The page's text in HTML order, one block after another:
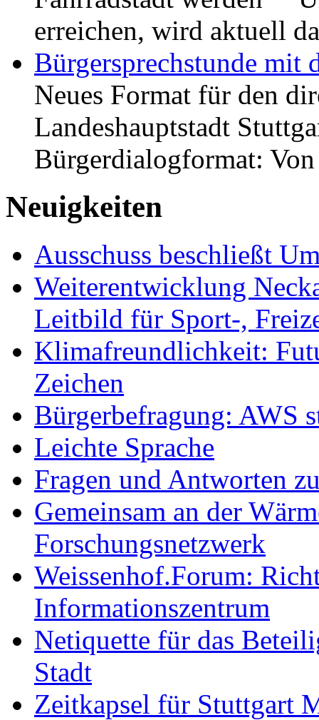
erreichen, wird aktuell
Bürgersprechstunde mit
Neues Format für den
Landeshauptstadt
Bürgerdialogformat:
Neuigkeiten
Ausschuss beschließt
Weiterentwicklung
Leitbild für Sport-,
Klimafreundlichkeit:
Zeichen
Bürgerbefragung: AWS
Leichte Sprache
Fragen und Antworten
Gemeinsam an der
Forschungsnetzwerk
Weissenhof.Forum:
Informationszentrum
Netiquette für das
Stadt
Zeitkapsel für Stuttgart